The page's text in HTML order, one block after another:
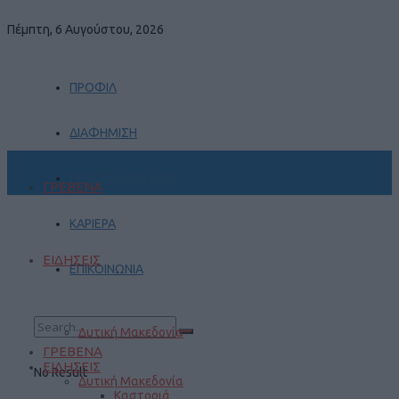
Πέμπτη, 6 Αυγούστου, 2026
ΠΡΟΦΙΛ
ΔΙΑΦΗΜΙΣΗ
ΚΑΡΙΕΡΑ
ΕΠΙΚΟΙΝΩΝΙΑ
No Result
ΓΡΕΒΕΝΑ
ΕΙΔΗΣΕΙΣ
Δυτική Μακεδονία
ΓΡΕΒΕΝΑ
ΕΙΔΗΣΕΙΣ
Δυτική Μακεδονία
Καστοριά